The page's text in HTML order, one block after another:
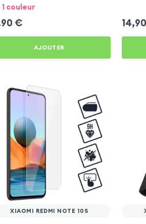
- bleu nuit pour Xiaomi Redmi
10s
1 couleur
€
AJOUTER
14,90
XIAOMI REDMI NOTE 10S